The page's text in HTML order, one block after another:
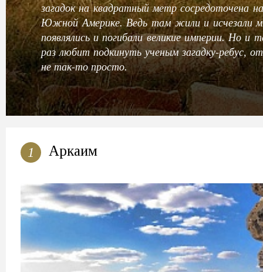
загадок на квадратный метр сосредоточена
Южной Америке. Ведь там жили и исчезали
появлялись и погибали великие империи. Но и
раз любит подкинуть ученым загадку-ребус,
не так-то просто.
1 Аркаим